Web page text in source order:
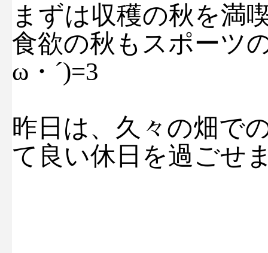
まずは収穫の秋を満
食欲の秋もスポーツ
ω・´)=3
昨日は、久々の畑で
て良い休日を過ごせ